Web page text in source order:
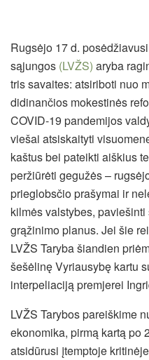
Rugsėjo 17 d.
sąjungos (LVŽS) aryba
tris savaites: atsiriboti nuo
didinančios mokestinės
COVID-19 pandemijos
viešai atsiskaityti
kaštus bei pateikti aiškius
peržiūrėti gegužės –
prieglobsčio prašymai ir
kilmės valstybes,
grąžinimo planus. Jei šie
LVŽS Taryba šiandien
šešėlinę Vyriausybę kartu
interpeliaciją premjerei
LVŽS Tarybos pareiškime
ekonomika, pirmą kartą po
atsidūrusi įtemptoje